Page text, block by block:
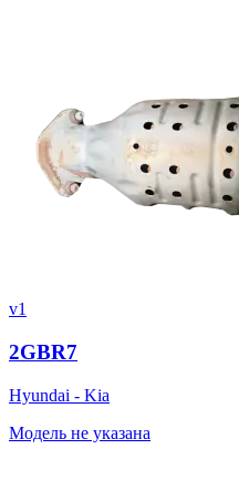
v1
2GBR7
Hyundai - Kia
Модель не указана